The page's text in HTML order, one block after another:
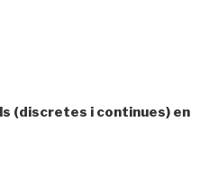
(discretes i continues) en